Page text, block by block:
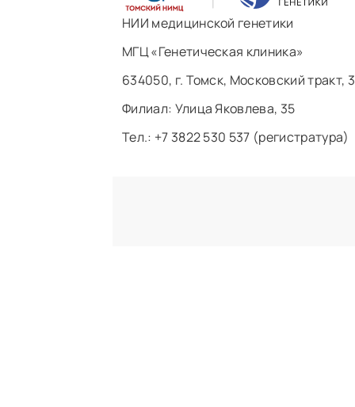
НИИ медицинской генетики
МГЦ «Генетическая клиника»
634050, г. Томск, Московский тракт, 3
Филиал: ​Улица Яковлева, 35
Тел.: +7 3822 530 537 (регистратура)